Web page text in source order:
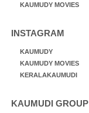
KAUMUDY MOVIES
INSTAGRAM
KAUMUDY
KAUMUDY MOVIES
KERALAKAUMUDI
KAUMUDI GROUP